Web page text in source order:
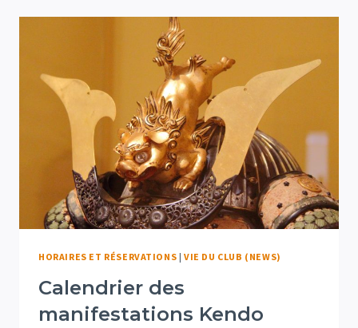
HORAIRES ET RÉSERVATIONS |VIE DU CLUB (NEWS)
Calendrier des
manifestations Kendo